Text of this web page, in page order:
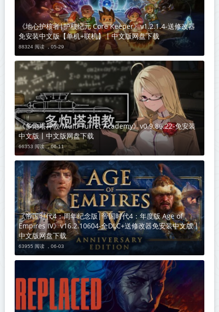
《地心护核者|护核纪元 Core Keeper》v1.2.1.4-送修改器
免安装中文版【单机+联机】丨中文版网盘下载
88324 阅读 ，05-29
《多炮塔神教 Multi Turret Academy》v0.9.86.22-免安装
中文版丨中文版网盘下载
66353 阅读 ，06-11
《帝国时代4：周年纪念版|帝国时代4：年度版 Age of
Empires IV》v16.2.10604-全DLC+送修改器免安装中文版丨
中文版网盘下载
63955 阅读 ， 06-03